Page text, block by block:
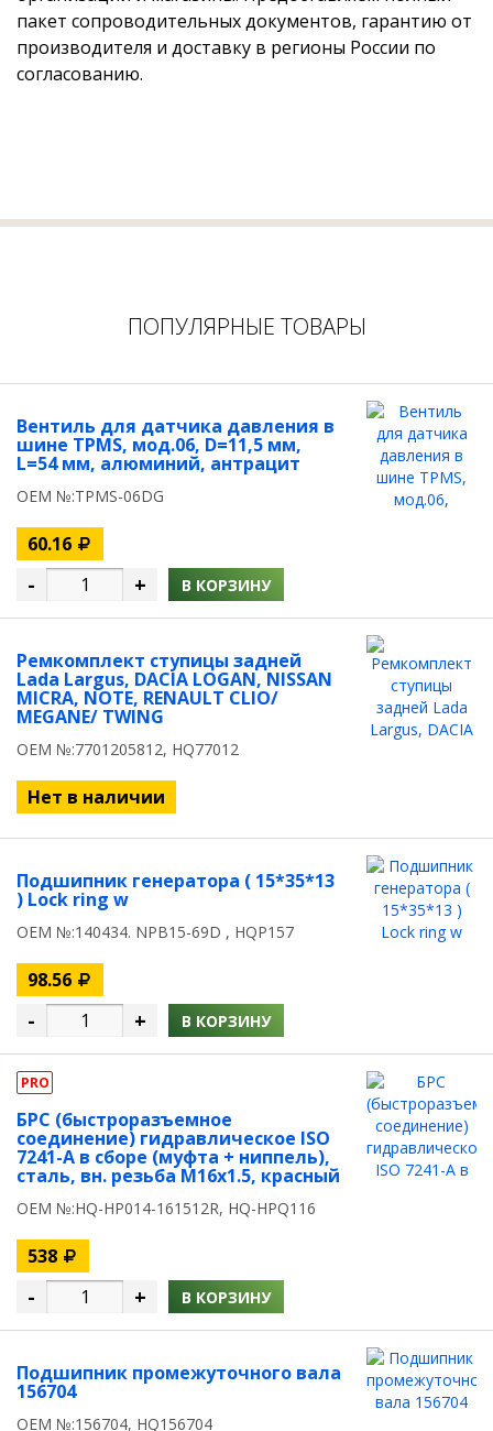
пакет сопроводительных документов, гарантию от
производителя и доставку в регионы России по
согласованию.
ПОПУЛЯРНЫЕ ТОВАРЫ
Вентиль для датчика давления в
шине TPMS, мод.06, D=11,5 мм,
L=54 мм, алюминий, антрацит
OEM №:TPMS-06DG
60.16
- + В КОРЗИНУ
Ремкомплект ступицы задней
Lada Largus, DACIA LOGAN, NISSAN
MICRA, NOTE, RENAULT CLIO/
MEGANE/ TWING
OEM №:7701205812, HQ77012
Нет в наличии
Подшипник генератора ( 15*35*13
) Lock ring w
OEM №:140434. NPB15-69D , HQP157
98.56
- + В КОРЗИНУ
PRO
БРС (быстроразъемное
соединение) гидравлическое ISO
7241-A в сборе (муфта + ниппель),
сталь, вн. резьба M16х1.5, красный
OEM №:HQ-HP014-161512R, HQ-HPQ116
538
- + В КОРЗИНУ
Подшипник промежуточного вала
156704
OEM №:156704, HQ156704